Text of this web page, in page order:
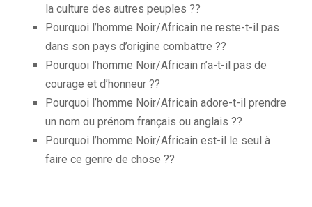
la culture des autres peuples ??
Pourquoi l’homme Noir/Africain ne reste-t-il pas
dans son pays d’origine combattre ??
Pourquoi l’homme Noir/Africain n’a-t-il pas de
courage et d’honneur ??
Pourquoi l’homme Noir/Africain adore-t-il prendre
un nom ou prénom français ou anglais ??
Pourquoi l’homme Noir/Africain est-il le seul à
faire ce genre de chose ??